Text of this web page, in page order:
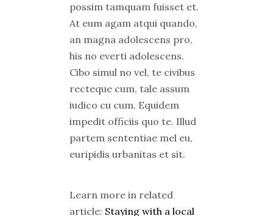
possim tamquam fuisset et.
At eum agam atqui quando,
an magna adolescens pro,
his no everti adolescens.
Cibo simul no vel, te civibus
recteque cum, tale assum
iudico cu cum. Equidem
impedit officiis quo te. Illud
partem sententiae mel eu,
euripidis urbanitas et sit.
Learn more in related
article: Staying with a local